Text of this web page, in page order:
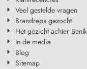
Veel gestelde vragen
Brandreps gezocht
Het gezicht achter
In de media
Blog
Sitemap